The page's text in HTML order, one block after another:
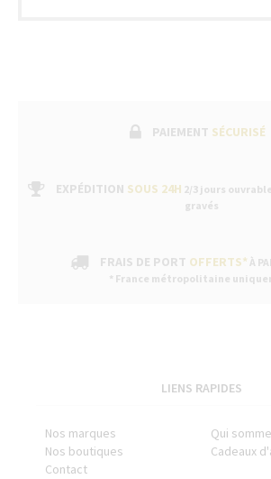
PAIEMENT SÉCURISÉ
EXPÉDITION SOUS 24H 2/3 jours
gravés
FRAIS DE PORT OFFERTS* À
* France métropolitaine
LIENS RAPIDES
Nos marques
Qui
Nos boutiques
Cadeaux
Contact